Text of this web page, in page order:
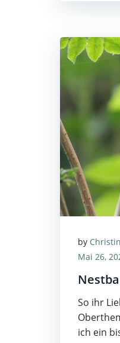
by
Mai 26,
So ihr
ich ein